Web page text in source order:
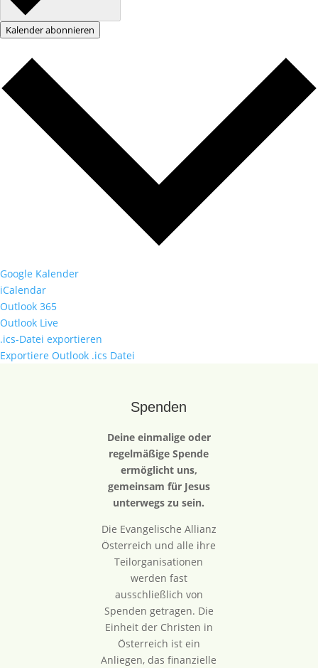
Kalender abonnieren
Google Kalender
iCalendar
Outlook 365
Outlook Live
.ics-Datei exportieren
Exportiere Outlook .ics Datei
Spenden
Deine einmalige oder
regelmäßige Spende
ermöglicht uns,
gemeinsam für Jesus
unterwegs zu sein.
Die Evangelische Allianz
Österreich und alle ihre
Teilorganisationen
werden fast
ausschließlich von
Spenden getragen. Die
Einheit der Christen in
Österreich ist ein
Anliegen, das finanzielle